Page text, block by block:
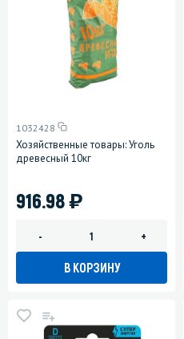
1032428
Хозяйственные товары: Уголь
древесный 10кг
916.98)
- +
В КОРЗИНУ